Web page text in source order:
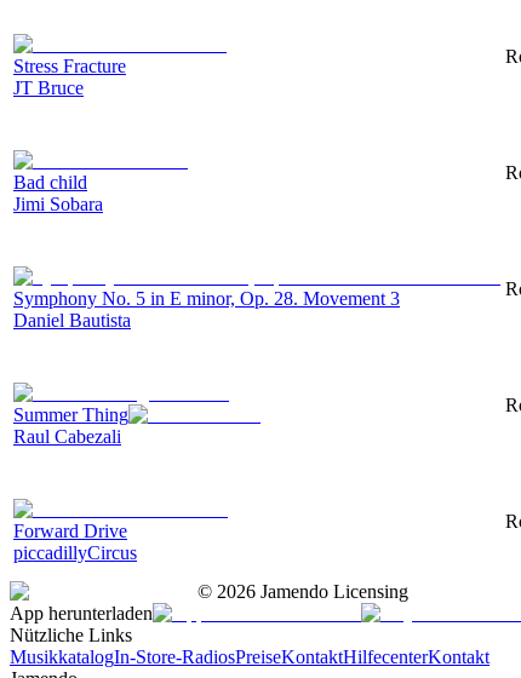
Stress Fracture
JT Bruce
Bad child
Jimi Sobara
Symphony No. 5 in E minor, Op. 28. Movement 3
Daniel Bautista
Summer Thing
Raul Cabezali
Forward Drive
piccadillyCircus
© 2026 Jamendo Licensing
App herunterladen
Nützliche Links
MusikkatalogIn-Store-RadiosPreiseKontaktHilfecenterKontakt